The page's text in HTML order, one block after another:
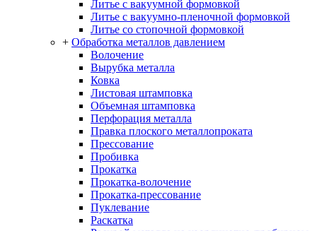
Литье с вакуумной формовкой
Литье с вакуумно-пленочной формовкой
Литье со стопочной формовкой
+ Обработка металлов давлением
Волочение
Вырубка металла
Ковка
Листовая штамповка
Объемная штамповка
Перфорация металла
Правка плоского металлопроката
Прессование
Пробивка
Прокатка
Прокатка-волочение
Прокатка-прессование
Пуклевание
Раскатка